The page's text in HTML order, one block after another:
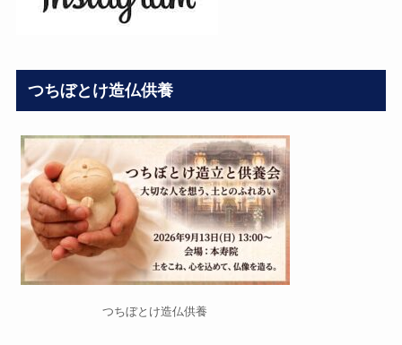
つちぼとけ造仏供養
つちぼとけ造仏供養